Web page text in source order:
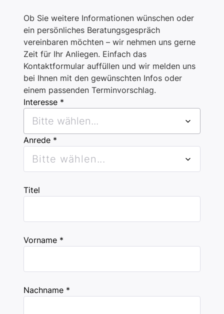
Ob Sie weitere Informationen wünschen oder
ein persönliches Beratungsgespräch
vereinbaren möchten – wir nehmen uns gerne
Zeit für Ihr Anliegen. Einfach das
Kontaktformular auffüllen und wir melden uns
bei Ihnen mit den gewünschten Infos oder
einem passenden Terminvorschlag.
Interesse *
Bitte wählen...
Anrede *
Bitte wählen...
Titel
Vorname *
Nachname *